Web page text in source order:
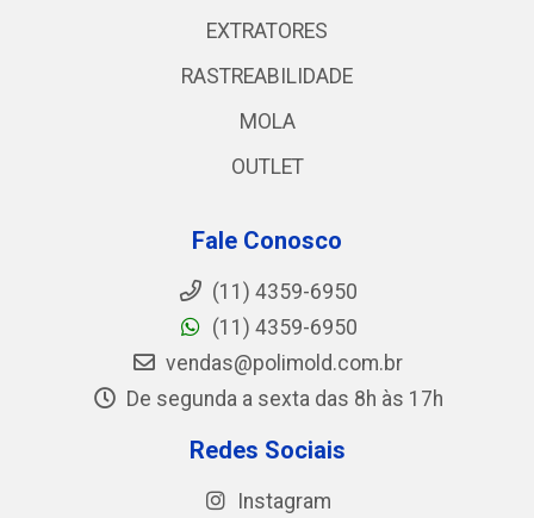
EXTRATORES
RASTREABILIDADE
MOLA
OUTLET
Fale Conosco
(11) 4359-6950
(11) 4359-6950
vendas@polimold.com.br
De segunda a sexta das 8h às 17h
Redes Sociais
Instagram